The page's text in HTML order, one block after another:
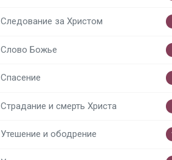
Следование за Христом
Слово Божье
Спасение
Страдание и смерть Христа
Утешение и ободрение